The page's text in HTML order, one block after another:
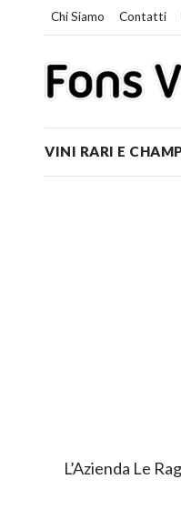
Chi Siamo Contatti
VINI RARI E
L’Azienda Le